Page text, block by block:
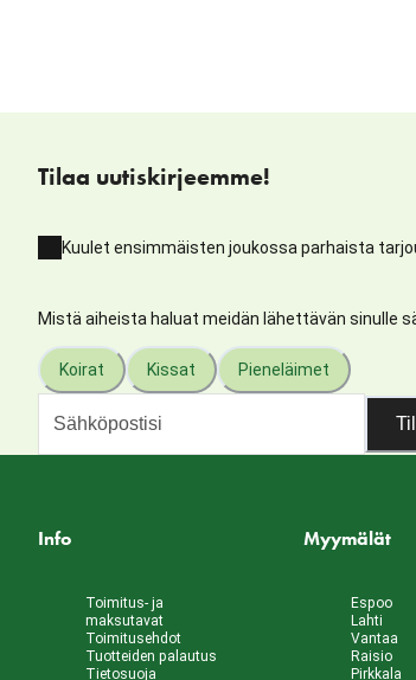
Tilaa uutiskirjeemme!
Kuulet ensimmäisten joukossa parhaista
Mistä aiheista haluat meidän lähettävän sinulle
Koirat Kissat Pieneläimet
Info
Toimitus- ja
maksutavat
Toimitusehdot
Tuotteiden palautus
Tietosuoja
Myymälät
Espoo
Lahti
Vantaa
Raisio
Pirkkala